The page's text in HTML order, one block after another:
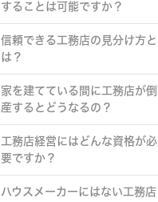
することは可能ですか？
信頼できる工務店の見分け方と
は？
家を建てている間に工務店が倒
産するとどうなるの？
工務店経営にはどんな資格が必
要ですか？
ハウスメーカーにはない工務店